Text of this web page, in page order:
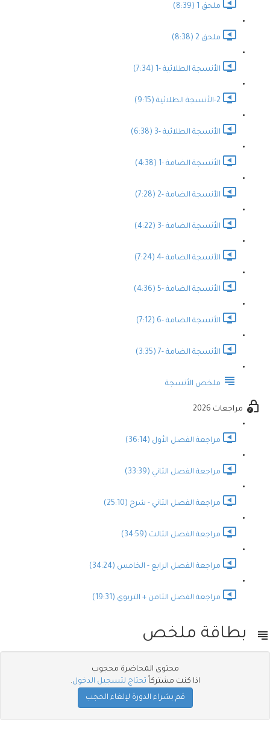
ملحق 1 (8:39)
ملحق 2 (8:38)
الأنسجة الطلائية -1 (7:34)
2-الأنسجة الطلائية (9:15)
الأنسجة الطلائية -3 (6:38)
الأنسجة الضامة -1 (4:38)
الأنسجة الضامة -2 (7:28)
الأنسجة الضامة -3 (4:22)
الأنسجة الضامة -4 (7:24)
الأنسجة الضامة -5 (4:36)
الأنسجة الضامة -6 (7:12)
الأنسجة الضامة -7 (3:35)
ملخص الأنسجة
مراجعات 2026
مراجعة الفصل الأول (36:14)
مراجعة الفصل الثاني (33:39)
مراجعة الفصل الثاني - شرح (25:10)
مراجعة الفصل الثالث (34:59)
مراجعة الفصل الرابع - الخامس (34:24)
مراجعة الفصل الثامن + التربوي (19:31)
بطاقة ملخص
محتوى المحاضرة محجوب
اذا كنت مشتركاً تحتاج لتسجيل الدخول.
قم بشراء الدورة لإلغاء الحجب